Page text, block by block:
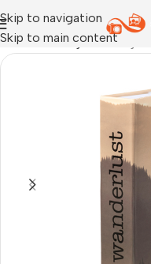
Skip to navigation
Skip to main content
Начало›Албуми›Албум